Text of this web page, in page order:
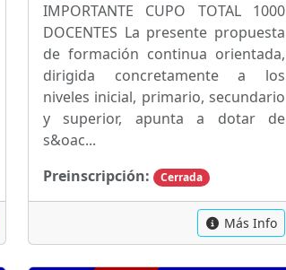
IMPORTANTE CUPO TOTAL 1000
DOCENTES La presente propuesta
de formación continua orientada,
dirigida concretamente a los
niveles inicial, primario, secundario
y superior, apunta a dotar de
s&oac...
Preinscripción:
Cerrada
Más Info